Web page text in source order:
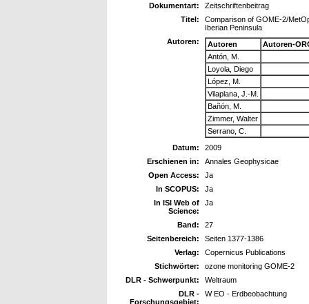
Dokumentart:
Zeitschriftenbeitrag
Titel:
Comparison of GOME-2/
Iberian Peninsula
Autoren:
Autoren
Autoren-
Antón, M.
Loyola, Diego
López, M.
Vilaplana, J.-M.
Bañón, M.
Zimmer, Walter
Serrano, C.
Datum:
2009
Erschienen in:
Annales Geophysicae
Open Access:
Ja
In SCOPUS:
Ja
In ISI Web of
Science:
Ja
Band:
27
Seitenbereich:
Seiten 1377-1386
Verlag:
Copernicus Publications
Stichwörter:
ozone monitoring GOME-2
DLR - Schwerpunkt:
Weltraum
DLR -
Forschungsgebiet:
W EO - Erdbeobachtung